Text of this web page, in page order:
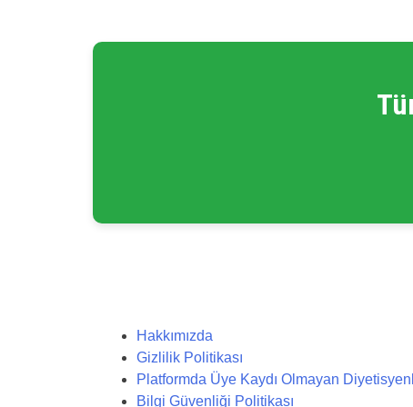
Hakkımızda
Gizlilik Politikası
Platformda Üye Kaydı Olmayan
Bilgi Güvenliği Politikası